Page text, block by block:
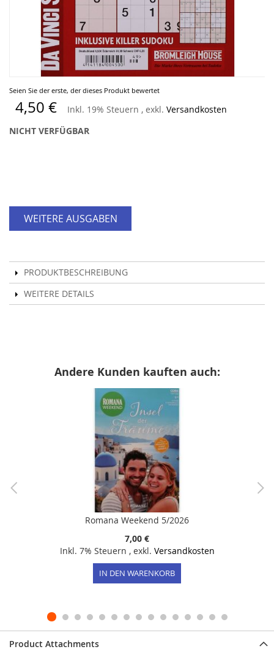
Seien Sie der erste, der dieses Produkt bewertet
4,50 € Inkl. 19% Steuern , exkl. Versandkosten
NICHT VERFÜGBAR
WEITERE AUSGABEN
PRODUKTBESCHREIBUNG
WEITERE DETAILS
Zum
Anfang
der
Bildergalerie
springen
Andere Kunden kauften auch:
Romana Weekend 5/2026
7,00 €
Inkl. 7% Steuern , exkl. Versandkosten
IN DEN WARENKORB
Product Attachments